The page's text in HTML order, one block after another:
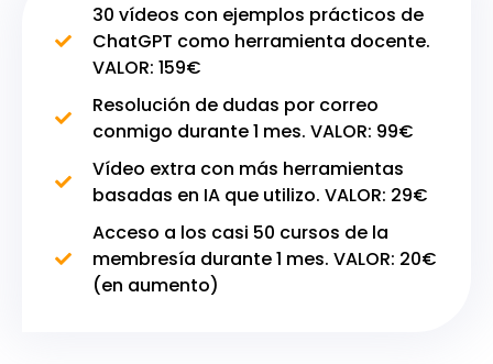
30 vídeos con ejemplos prácticos de
ChatGPT como herramienta docente.
VALOR: 159€
Resolución de dudas por correo
conmigo durante 1 mes. VALOR: 99€
Vídeo extra con más herramientas
basadas en IA que utilizo. VALOR: 29€
Acceso a los casi 50 cursos de la
membresía durante 1 mes. VALOR: 20€
(en aumento)